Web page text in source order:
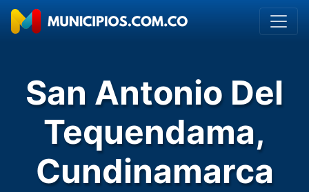
San Antonio Del
Tequendama,
Cundinamarca